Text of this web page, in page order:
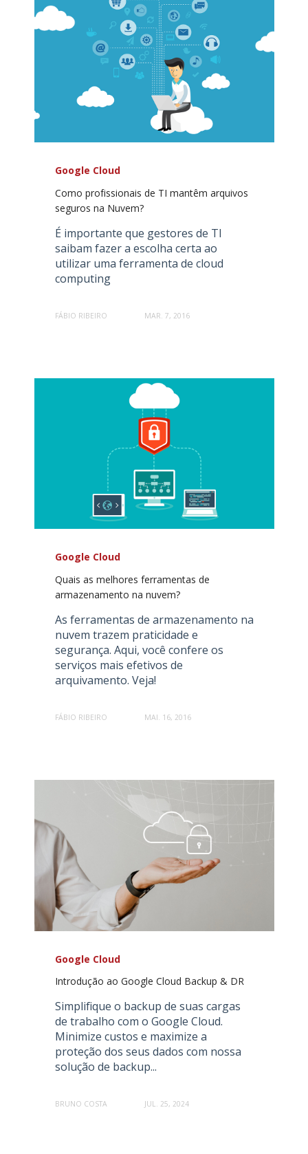
Google Cloud
Como profissionais de TI mantêm arquivos
seguros na Nuvem?
É importante que gestores de TI
saibam fazer a escolha certa ao
utilizar uma ferramenta de cloud
computing
FÁBIO RIBEIRO MAR. 7, 2016
Google Cloud
Quais as melhores ferramentas de
armazenamento na nuvem?
As ferramentas de armazenamento na
nuvem trazem praticidade e
segurança. Aqui, você confere os
serviços mais efetivos de
arquivamento. Veja!
FÁBIO RIBEIRO MAI. 16, 2016
Google Cloud
Introdução ao Google Cloud Backup & DR
Simplifique o backup de suas cargas
de trabalho com o Google Cloud.
Minimize custos e maximize a
proteção dos seus dados com nossa
solução de backup...
BRUNO COSTA JUL. 25, 2024